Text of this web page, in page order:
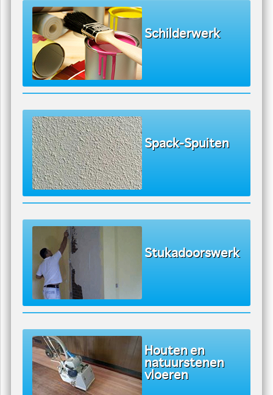
Schilderwerk
Spack-Spuiten
Stukadoorswerk
Houten en
natuurstenen
vloeren